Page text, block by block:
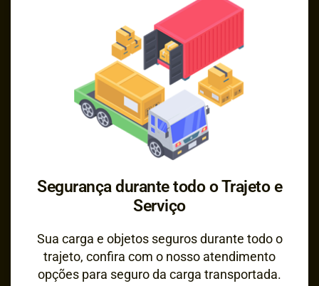
Segurança durante todo o Trajeto e
Serviço
Sua carga e objetos seguros durante todo o
trajeto, confira com o nosso atendimento
opções para seguro da carga transportada.